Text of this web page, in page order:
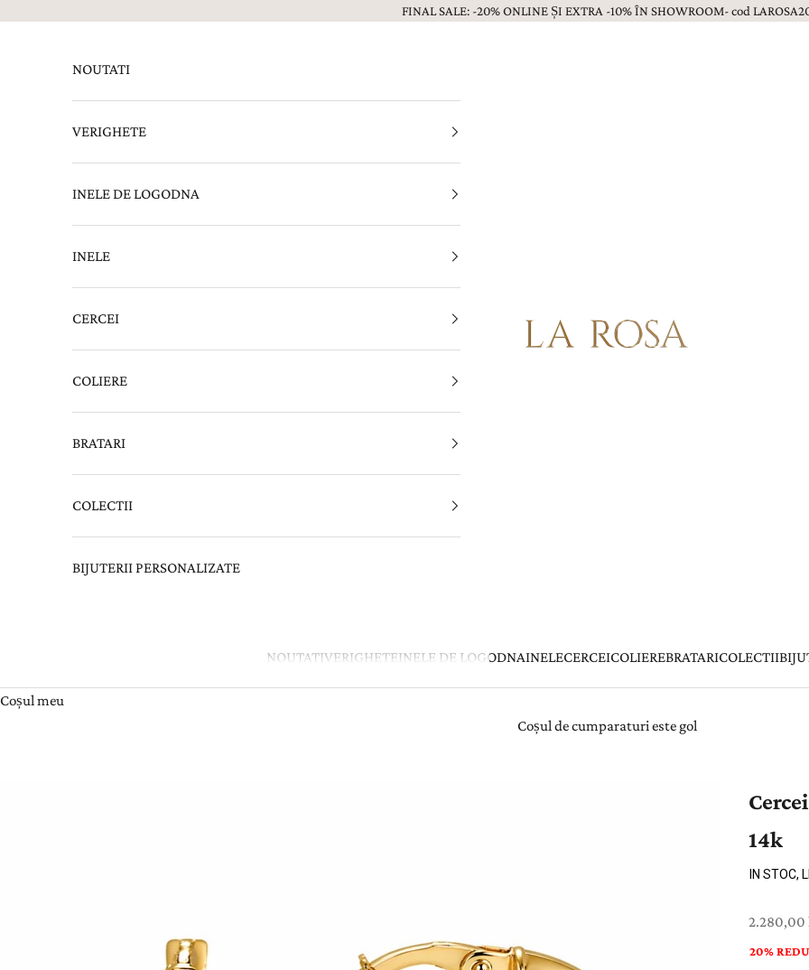
FINAL SALE: -20% ONLINE ȘI EXTRA -10% ÎN SHOWROOM- cod
Bijuterii LA ROSA
NOUTATIVERIGHETEINELE DE LOGODNAINELECERCEICOLIEREBRATARICOLECTII
NOUTATI
VERIGHETE
INELE DE LOGODNA
INELE
CERCEI
COLIERE
BRATARI
COLECTII
BIJUTERII PERSONALIZATE
Coșul meu
Coșul de cumparaturi este gol
14k
IN STOC,
Preț cu
2.280,00
20%